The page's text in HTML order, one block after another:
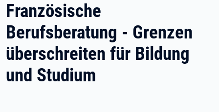
Französische
Berufsberatung - Grenzen
überschreiten für Bildung
und Studium